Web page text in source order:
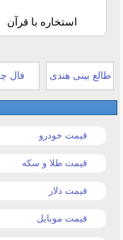
استخاره با قرآن
طالع بینی هندی فال
قیمت خودرو
قیمت طلا و سکه
قیمت دلار
قیمت موبایل